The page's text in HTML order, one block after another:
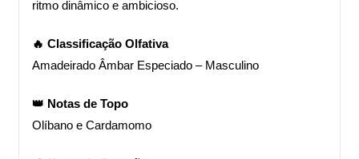
ritmo dinâmico e ambicioso.
🔥 Classificação Olfativa
Amadeirado Âmbar Especiado – Masculino
👑 Notas de Topo
Olíbano e Cardamomo